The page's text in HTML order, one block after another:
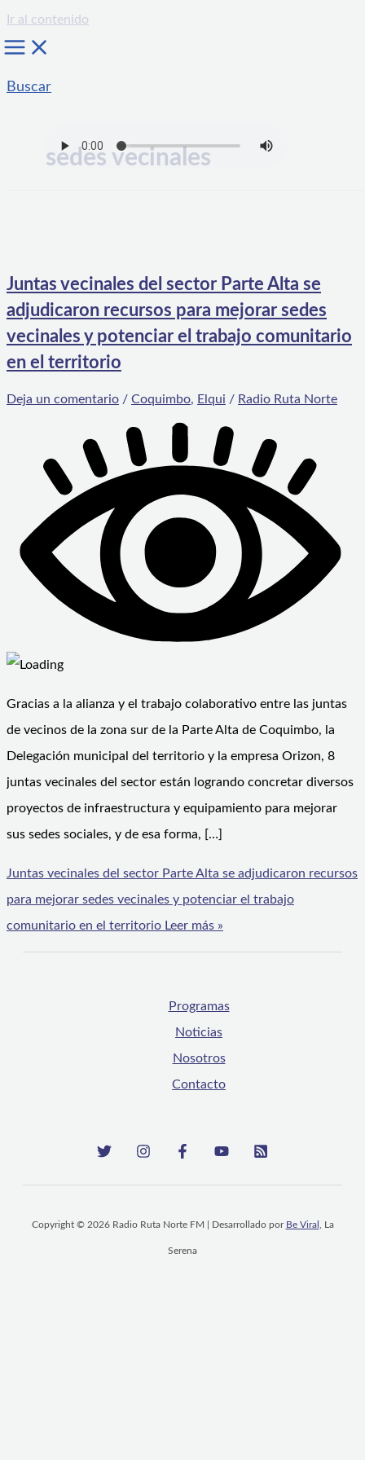
Ir al contenido
Buscar
sedes vecinales
Juntas vecinales del sector Parte Alta se
adjudicaron recursos para mejorar sedes
vecinales y potenciar el trabajo comunitario
en el territorio
Deja un comentario / Coquimbo, Elqui / Radio Ruta Norte
Gracias a la alianza y el trabajo colaborativo entre las juntas
de vecinos de la zona sur de la Parte Alta de Coquimbo, la
Delegación municipal del territorio y la empresa Orizon, 8
juntas vecinales del sector están logrando concretar diversos
proyectos de infraestructura y equipamiento para mejorar
sus sedes sociales, y de esa forma, […]
Juntas vecinales del sector Parte Alta se adjudicaron recursos
para mejorar sedes vecinales y potenciar el trabajo
comunitario en el territorio Leer más »
Programas
Noticias
Nosotros
Contacto
Copyright © 2026 Radio Ruta Norte FM | Desarrollado por Be Viral , La
Serena